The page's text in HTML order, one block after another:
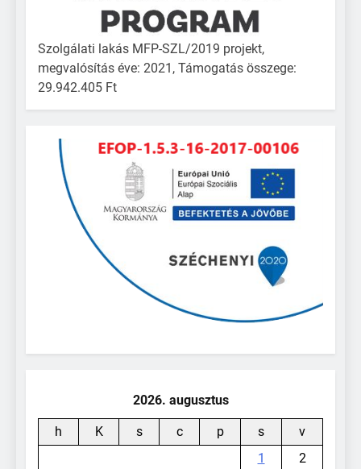
Szolgálati lakás MFP-SZL/2019 projekt,
megvalósítás éve: 2021, Támogatás összege:
29.942.405 Ft
2026. augusztus
h K s c p s
v
1
2